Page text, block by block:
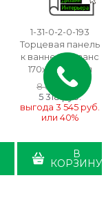
1-31-0-2-0-193
Торцевая панель
к ванне Прованс
170х75 правая
8 863
руб.
5 318 руб.
выгода 3 545 руб.
или 40%
В
КОРЗИНУ